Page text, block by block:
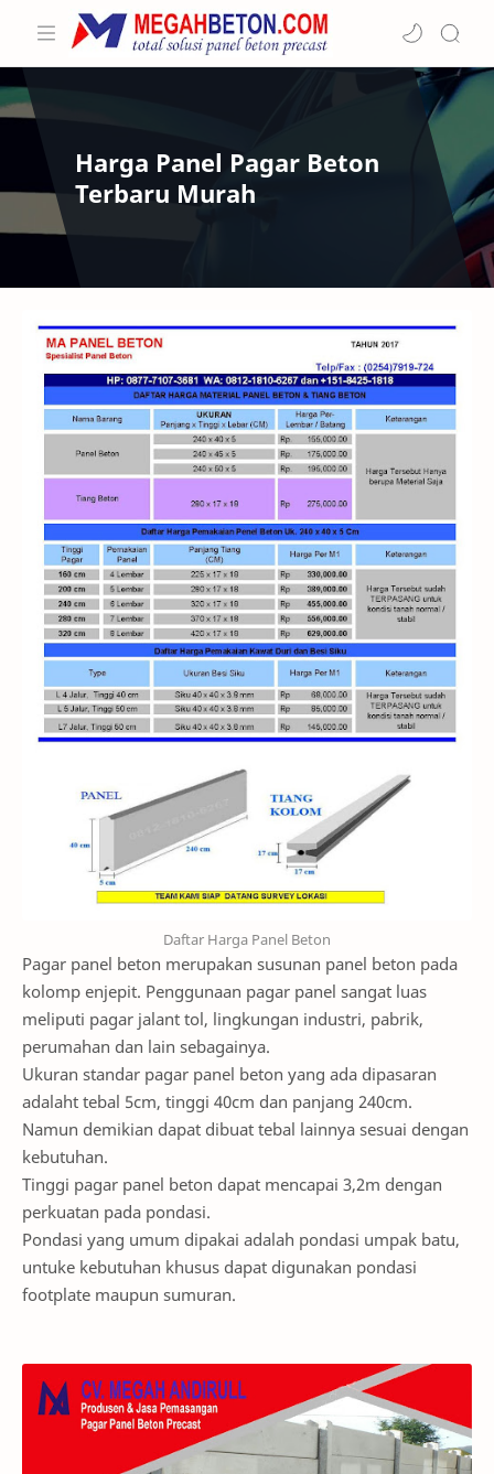
Harga Panel Pagar Beton
Terbaru Murah
Daftar Harga Panel Beton
Pagar panel beton merupakan susunan panel beton pada
kolomp enjepit. Penggunaan pagar panel sangat luas
meliputi pagar jalant tol, lingkungan industri, pabrik,
perumahan dan lain sebagainya.
Ukuran standar pagar panel beton yang ada dipasaran
adalaht tebal 5cm, tinggi 40cm dan panjang 240cm.
Namun demikian dapat dibuat tebal lainnya sesuai dengan
kebutuhan.
Tinggi pagar panel beton dapat mencapai 3,2m dengan
perkuatan pada pondasi.
Pondasi yang umum dipakai adalah pondasi umpak batu,
untuke kebutuhan khusus dapat digunakan pondasi
footplate maupun sumuran.